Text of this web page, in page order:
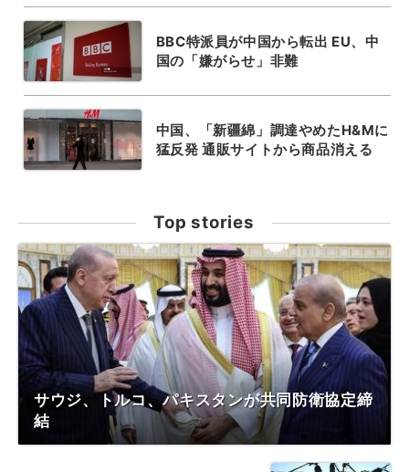
BBC特派員が中国から転出 EU、中
国の「嫌がらせ」非難
中国、「新疆綿」調達やめたH&Mに
猛反発 通販サイトから商品消える
Top stories
サウジ、トルコ、パキスタンが共同防衛協定締
結